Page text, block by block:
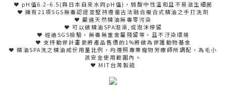
❤ pH值6.2-6.5(與日本自來水同pH值)，弱酸中性溫和且不易滋生細菌
❤ 擁有21項SGS無毒認證並堅持遵循古法融合複合式精油之手打洗劑
❤ 嚴選天然精油無毒零污染
❤ 可以做精油SPA泡澡,或泡沫停留
❤ 經過SGS檢驗，無毒無重金屬殘留等，且不汙染環境
❤ 支持動保計畫更將產品售價的1%將做為保護動物基金
❤ 精油SPA洗之精油成份用量比例，均遵照專業寵物芳療師所調配，為毛小
孩安全使用範圍內。
❤ MIT台灣製造